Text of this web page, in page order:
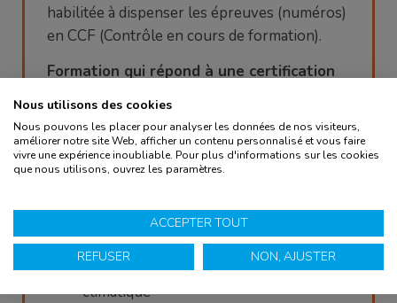
habilitée à dispenser les épreuves (numéros)
en CCF (Contrôle en cours de formation).
Formation qui répond à une certification
RNCP 38380BC01Conduite de projet
immobilier de client en vente et/ou en
location
copropriétés et de l’habitat social
RNCP 38380BC03Conseil en gestion
de bâti dans le contexte de changement
climatique
Nous utilisons des cookies
Nous pouvons les placer pour analyser les données de nos visiteurs,
améliorer notre site Web, afficher un contenu personnalisé et vous faire
vivre une expérience inoubliable. Pour plus d'informations sur les cookies
que nous utilisons, ouvrez les paramètres.
ACCEPTER TOUT
REFUSER
NON, AJUSTER